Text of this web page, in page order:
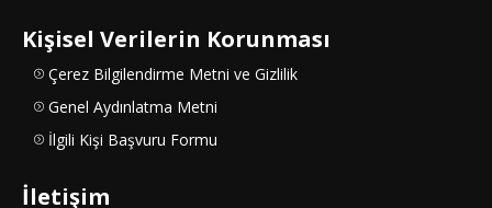
Kişisel Verilerin Korunması
Çerez Bilgilendirme Metni ve Gizlilik
Genel Aydınlatma Metni
İlgili Kişi Başvuru Formu
İletişim